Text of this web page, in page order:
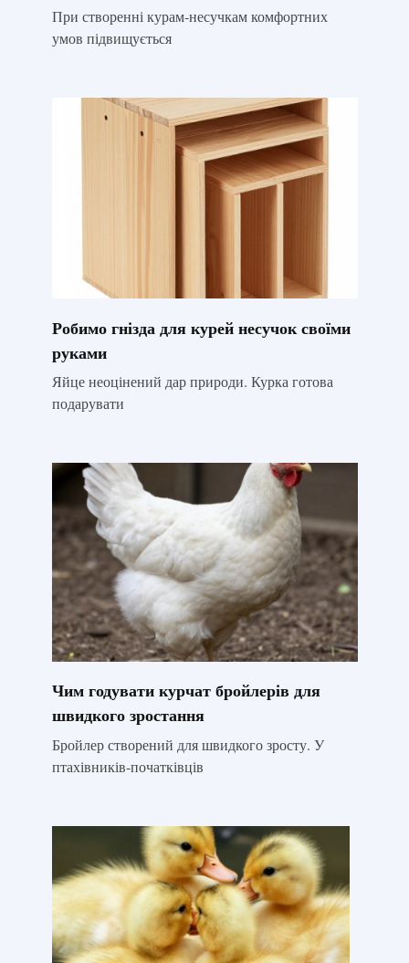
При створенні курам-несучкам комфортних
умов підвищується
Робимо гнізда для курей несучок своїми
руками
Яйце неоцінений дар природи. Курка готова
подарувати
Чим годувати курчат бройлерів для
швидкого зростання
Бройлер створений для швидкого зросту. У
птахівників-початківців